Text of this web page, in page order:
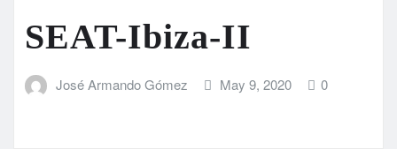
SEAT-Ibiza-II
José Armando Gómez May 9, 2020 0